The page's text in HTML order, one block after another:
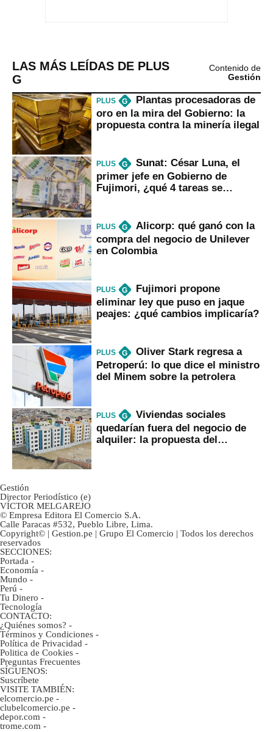
LAS MÁS LEÍDAS DE PLUS
G
Contenido de
Gestión
PLUS G
Plantas procesadoras de
oro en la mira del Gobierno: la
propuesta contra la minería ilegal
PLUS G
Sunat: César Luna, el
primer jefe en Gobierno de
Fujimori, ¿qué 4 tareas se
PLUS G
Alicorp: qué ganó con la
compra del negocio de Unilever
en Colombia
PLUS G
Fujimori propone
eliminar ley que puso en jaque
peajes: ¿qué cambios implicaría?
PLUS G
Oliver Stark regresa a
Petroperú: lo que dice el ministro
del Minem sobre la petrolera
PLUS G
Viviendas sociales
quedarían fuera del negocio de
alquiler: la propuesta del
Gestión
Director Periodístico (e)
VÍCTOR MELGAREJO
© Empresa Editora El Comercio S.A.
Calle Paracas #532, Pueblo Libre, Lima.
Copyright© | Gestion.pe | Grupo El Comercio | Todos los derechos
reservados
SECCIONES:
Portada -
Economía -
Mundo -
Perú -
Tu Dinero -
Tecnología
CONTACTO:
¿Quiénes somos? -
Términos y Condiciones -
Política de Privacidad -
Politica de Cookies -
Preguntas Frecuentes
SÍGUENOS:
Suscríbete
VISITE TAMBIÉN:
elcomercio.pe -
clubelcomercio.pe -
depor.com -
trome.com -